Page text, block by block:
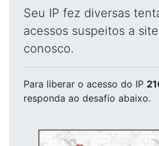
Seu IP fez diversas
acessos suspeitos a
conosco.
Para liberar o acesso do IP
responda ao desafio abaixo.